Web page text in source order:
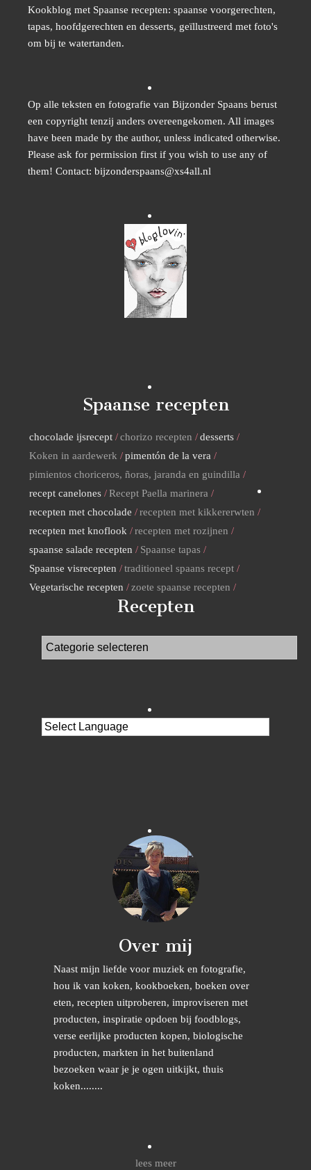
Kookblog met Spaanse recepten: spaanse voorgerechten,
tapas, hoofdgerechten en desserts, geïllustreerd met foto's
om bij te watertanden.
Op alle teksten en fotografie van Bijzonder Spaans berust
een copyright tenzij anders overeengekomen. All images
have been made by the author, unless indicated otherwise.
Please ask for permission first if you wish to use any of
them! Contact: bijzonderspaans@xs4all.nl
Spaanse recepten
chocolade ijsrecept chorizo recepten
desserts
Koken in aardewerk
pimentón de la vera
pimientos choriceros, ñoras, jaranda en guindilla
recept canelones
Recept Paella marinera
recepten met chocolade
recepten met kikkererwten
recepten met knoflook
recepten met rozijnen
spaanse salade recepten
Spaanse tapas
Spaanse visrecepten
traditioneel spaans recept
Vegetarische recepten
zoete spaanse recepten
Recepten
Over mij
Naast mijn liefde voor muziek en fotografie,
hou ik van koken, kookboeken, boeken over
eten, recepten uitproberen, improviseren met
producten, inspiratie opdoen bij foodblogs,
verse eerlijke producten kopen, biologische
producten, markten in het buitenland
bezoeken waar je je ogen uitkijkt, thuis
koken........
lees meer